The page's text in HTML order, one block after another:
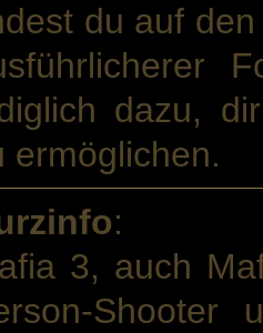
du auf
dazu,
ermöglichen.
:
3, auch
Shooter